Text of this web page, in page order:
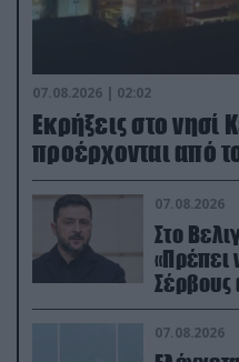
07.08.2026 | 02:02
Εκρήξεις στο
προέρχονται από
07.08.2026
Στο
«Πρέπει
Σέρβους
Ρωσίας»
07.08.2026